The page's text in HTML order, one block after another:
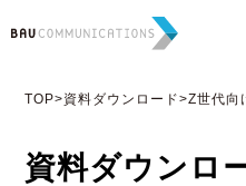
TOP>資料ダウンロード>Z世代向
資料ダウンロ